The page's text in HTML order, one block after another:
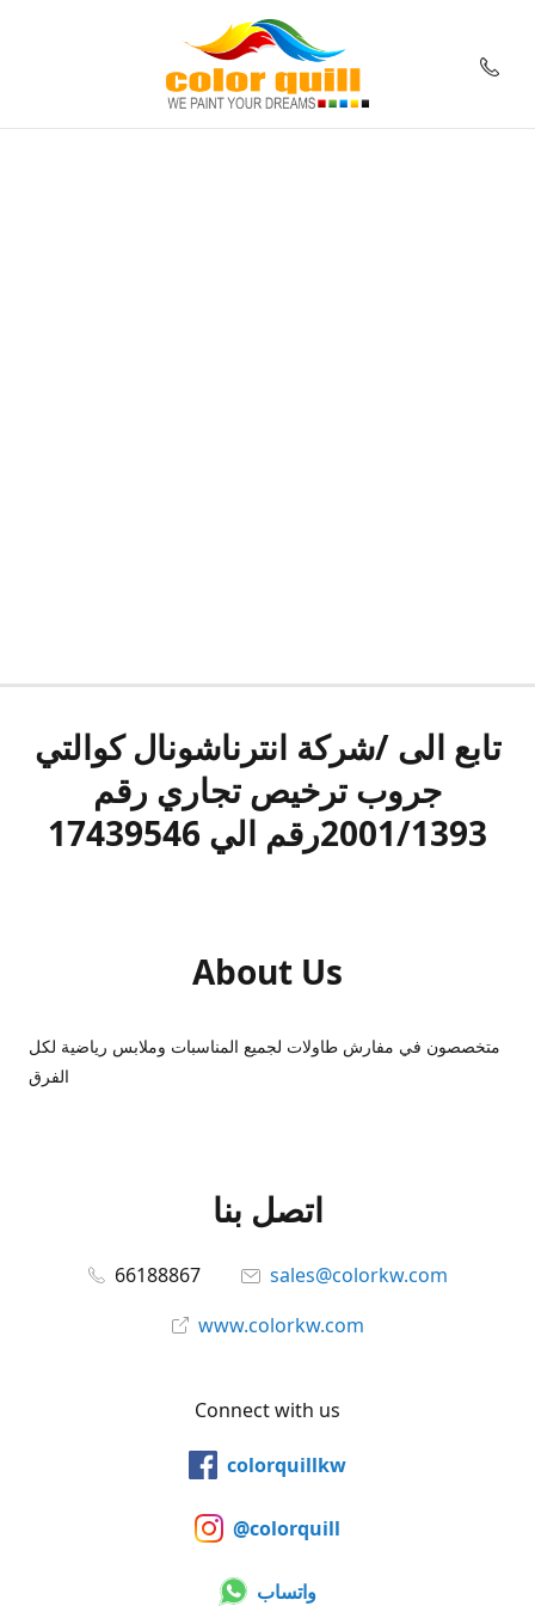
تابع الى /شركة انترناشونال كوالتي
جروب ترخيص تجاري رقم
2001/1393رقم الي 17439546
About Us
متخصصون في مفارش طاولات لجميع المناسبات وملابس رياضية لكل
الفرق
اتصل بنا
66188867
sales@colorkw.com
www.colorkw.com
Connect with us
colorquillkw
@colorquill
واتساب